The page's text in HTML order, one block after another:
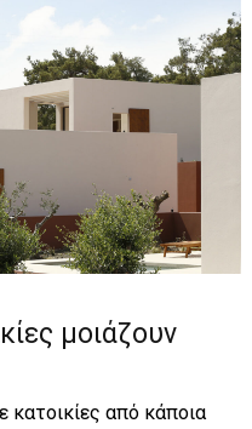
μοιάζουν
κατοικίες από κάποια